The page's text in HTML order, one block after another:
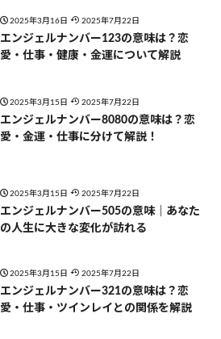
2025年3月16日 2025年7月22日
エンジェルナンバー123の意味は？恋
愛・仕事・健康・金運について解説
2025年3月15日 2025年7月22日
エンジェルナンバー8080の意味は？恋
愛・金運・仕事に分けて解説！
2025年3月15日 2025年7月22日
エンジェルナンバー505の意味｜あなた
の人生に大きな変化が訪れる
2025年3月15日 2025年7月22日
エンジェルナンバー321の意味は？恋
愛・仕事・ツインレイとの関係を解説